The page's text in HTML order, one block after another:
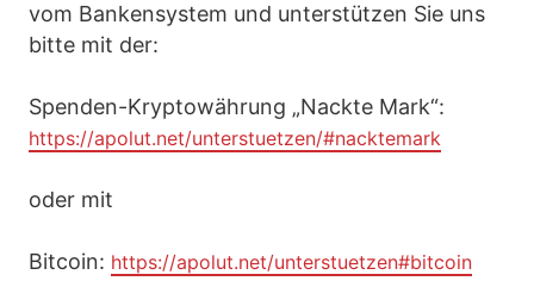
vom Bankensystem und unterstützen Sie uns
bitte mit der:
Spenden-Kryptowährung „Nackte Mark“:
https://apolut.net/unterstuetzen/#nacktemark
oder mit
Bitcoin: https://apolut.net/unterstuetzen#bitcoin